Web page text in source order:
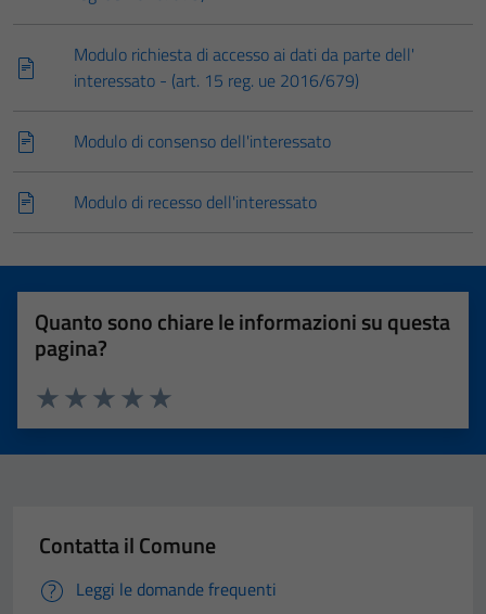
Modulo richiesta di accesso ai dati da parte dell'
interessato - (art. 15 reg. ue 2016/679)
Modulo di consenso dell'interessato
Modulo di recesso dell'interessato
Quanto sono chiare le informazioni su questa
pagina?
Valuta 5 stelle su 5
Valuta 4 stelle su 5
Valuta 3 stelle su 5
Valuta 2 stelle su 5
Valuta 1 stelle su 5
Contatta il Comune
Leggi le domande frequenti
Questi cookie
sono necessari